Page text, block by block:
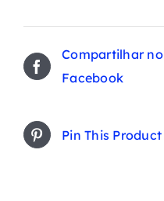
Compartilhar no
Facebook
Pin This Product